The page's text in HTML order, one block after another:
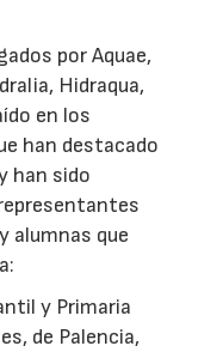
por Aquae,
Hidraqua,
en los
han destacado
han sido
alumnas que
y Primaria
de Palencia,